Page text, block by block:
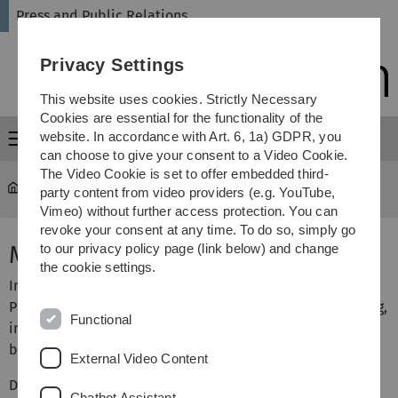
Skip
Skip
Skip
Skip
Press and Public Relations
Menu
University ... Medienresonanz 2019
Medienresonanz
In der nachfolgenden Übersicht finden Sie unsere
Pressemitteilungen aus dem Jahr 2019 mit einer Auflistung,
in welchen Medien ein Beitrag abgedruckt
beziehungsweise gesendet wurde.
Da Onlineangebote von verschiedenen Medien nicht
Privacy Settings
This website uses cookies. Strictly Necessary
Cookies are essential for the functionality of the
website. In accordance with Art. 6, 1a) GDPR, you
can choose to give your consent to a Video Cookie.
The Video Cookie is set to offer embedded third-
party content from video providers (e.g. YouTube,
Vimeo) without further access protection. You can
revoke your consent at any time. To do so, simply go
to our privacy policy page (link below) and change
the cookie settings.
Functional
External Video Content